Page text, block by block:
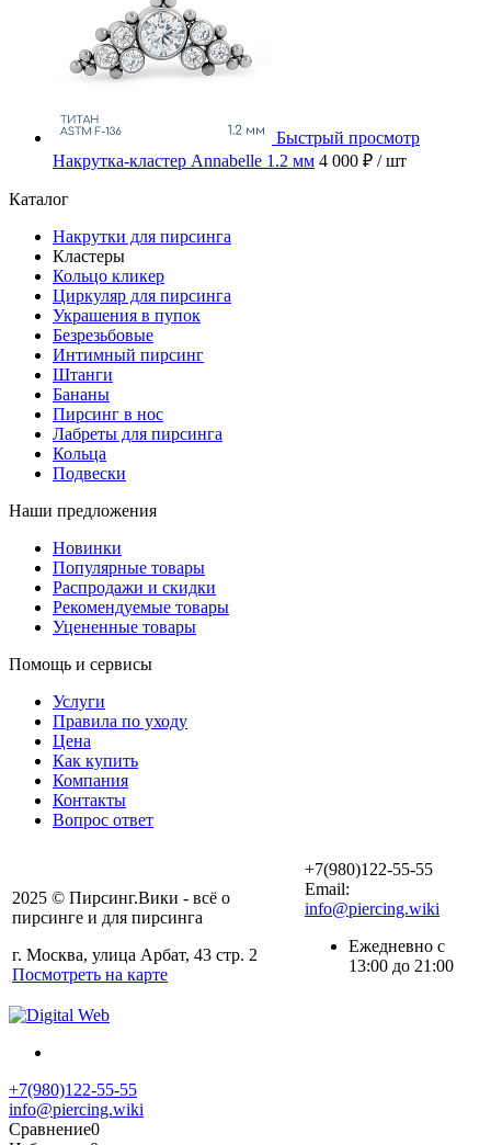
Быстрый просмотр
Накрутка-кластер Annabelle 1.2 мм 4 000 ₽ / шт
Каталог
Накрутки для пирсинга
Кластеры
Кольцо кликер
Циркуляр для пирсинга
Украшения в пупок
Безрезьбовые
Интимный пирсинг
Штанги
Бананы
Пирсинг в нос
Лабреты для пирсинга
Кольца
Подвески
Наши предложения
Новинки
Популярные товары
Распродажи и скидки
Рекомендуемые товары
Уцененные товары
Помощь и сервисы
Услуги
Правила по уходу
Цена
Как купить
Компания
Контакты
Вопрос ответ
2025 © Пирсинг.Вики - всё о
пирсинге и для пирсинга
г. Москва, улица Арбат, 43 стр. 2
Посмотреть на карте
+7(980)122-55-55
Email:
info@piercing.wiki
Ежедневно с
13:00 до 21:00
+7(980)122-55-55
info@piercing.wiki
Сравнение0